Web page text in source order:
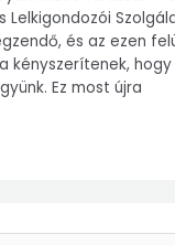
Lelkigondozói
és az ezen
kényszerítenek,
Ez most újra